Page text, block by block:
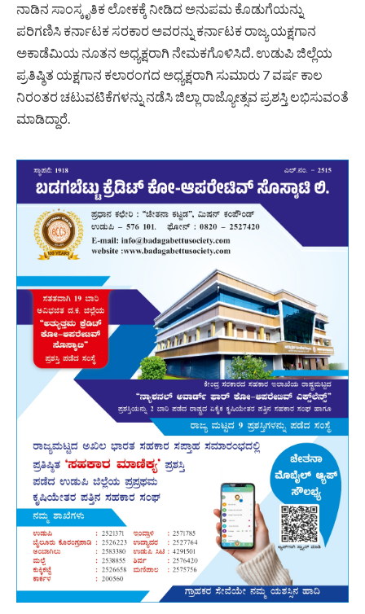
ನಾಡಿನ ಸಾಂಸ್ಕೃತಿಕ ಲೋಕಕ್ಕೆ ನೀಡಿದ ಅನುಪಮ ಕೊಡುಗೆಯನ್ನು
ಪರಿಗಣಿಸಿ ಕರ್ನಾಟಕ ಸರಕಾರ ಅವರನ್ನು ಕರ್ನಾಟಕ ರಾಜ್ಯ ಯಕ್ಷಗಾನ
ಅಕಾಡೆಮಿಯ ನೂತನ ಅಧ್ಯಕ್ಷರಾಗಿ ನೇಮಕಗೊಳಿಸಿದೆ. ಉಡುಪಿ ಜಿಲ್ಲೆಯ
ಪ್ರತಿಷ್ಠಿತ ಯಕ್ಷಗಾನ ಕಲಾರಂಗದ ಅಧ್ಯಕ್ಷರಾಗಿ ಸುಮಾರು 7 ವರ್ಷ ಕಾಲ
ನಿರಂತರ ಚಟುವಟಿಕೆಗಳನ್ನು ನಡೆಸಿ ಜಿಲ್ಲಾ ರಾಜ್ಯೋತ್ಸವ ಪ್ರಶಸ್ತಿ ಲಭಿಸುವಂತೆ
ಮಾಡಿದ್ದಾರೆ.